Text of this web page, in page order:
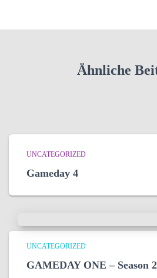
Ähnliche
UNCATEGORIZED
Gameday 4
UNCATEGORIZED
GAMEDAY ONE – Season